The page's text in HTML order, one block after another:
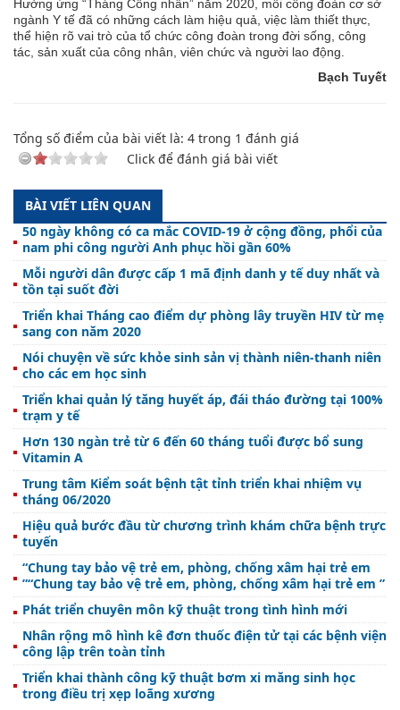
Hưởng ứng “Tháng Công nhân” năm 2020, mỗi công đoàn cơ sở
ngành Y tế đã có những cách làm hiệu quả, việc làm thiết thực,
thể hiện rõ vai trò của tổ chức công đoàn trong đời sống, công
tác, sản xuất của công nhân, viên chức và người lao động.
Bạch Tuyết
Tổng số điểm của bài viết là: 4 trong 1 đánh giá
Click để đánh giá bài viết
BÀI VIẾT LIÊN QUAN
50 ngày không có ca mắc COVID-19 ở cộng đồng, phổi của
nam phi công người Anh phục hồi gần 60%
Mỗi người dân được cấp 1 mã định danh y tế duy nhất và
tồn tại suốt đời
Triển khai Tháng cao điểm dự phòng lây truyền HIV từ mẹ
sang con năm 2020
Nói chuyện về sức khỏe sinh sản vị thành niên-thanh niên
cho các em học sinh
Triển khai quản lý tăng huyết áp, đái tháo đường tại 100%
trạm y tế
Hơn 130 ngàn trẻ từ 6 đến 60 tháng tuổi được bổ sung
Vitamin A
Trung tâm Kiểm soát bệnh tật tỉnh triển khai nhiệm vụ
tháng 06/2020
Hiệu quả bước đầu từ chương trình khám chữa bệnh trực
tuyến
“Chung tay bảo vệ trẻ em, phòng, chống xâm hại trẻ em
”“Chung tay bảo vệ trẻ em, phòng, chống xâm hại trẻ em ”
Phát triển chuyên môn kỹ thuật trong tình hình mới
Nhân rộng mô hình kê đơn thuốc điện tử tại các bệnh viện
công lập trên toàn tỉnh
Triển khai thành công kỹ thuật bơm xi măng sinh học
trong điều trị xẹp loãng xương